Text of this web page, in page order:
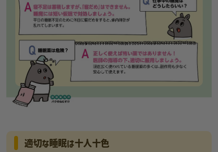
適切な睡眠は十人十色